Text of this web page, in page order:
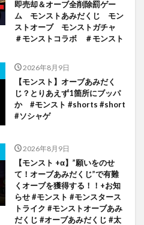
即売却＆オーブ全削除罰ゲー
ム モンストあみだくじ モン
ストオーブ モンストガチャ
＃モンストコラボ ＃モンスト
2026年8月9日
【モンスト】オーブあみだく
じ？とりあえず1箇所にブッパ
か #モンスト #shorts #short
#ソシャゲ
2026年8月9日
【モンスト +α】”願いをのせ
て！オーブあみだくじ”で有難
くオーブを獲得する！！+お知
らせ #モンスト #モンスタース
トライク #モンストオーブあみ
だくじ #オーブあみだくじ #太